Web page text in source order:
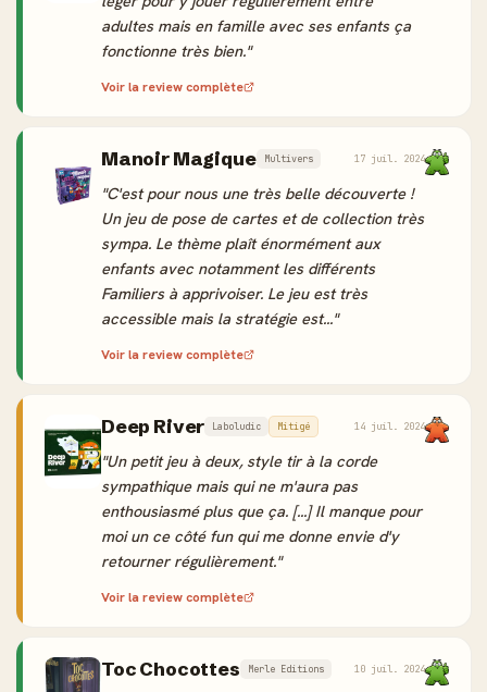
adultes mais en famille avec ses enfants ça
fonctionne très bien."
Voir la review complète
Manoir Magique Multivers 17 juil. 2024
"C'est pour nous une très belle découverte !
Un jeu de pose de cartes et de collection très
sympa. Le thème plaît énormément aux
enfants avec notamment les différents
Familiers à apprivoiser. Le jeu est très
accessible mais la stratégie est..."
Voir la review complète
Deep River Laboludic Mitigé 14 juil. 2024
"Un petit jeu à deux, style tir à la corde
sympathique mais qui ne m'aura pas
enthousiasmé plus que ça. [...] Il manque pour
moi un ce côté fun qui me donne envie d'y
retourner régulièrement."
Voir la review complète
Toc Chocottes Merle Editions 10 juil. 2024